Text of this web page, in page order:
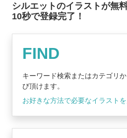
シルエットのイラストが無
10秒で登録完了！
FIND
キーワード検索またはカテゴリ
び頂けます。
お好きな方法で必要なイラスト